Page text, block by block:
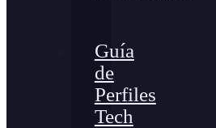
Guía
de
Perfiles
Tech